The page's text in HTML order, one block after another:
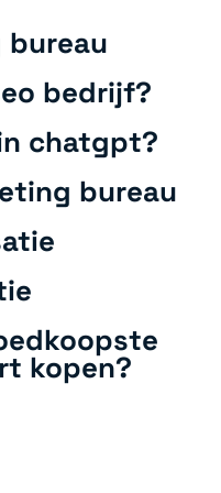
bedrijf?
chatgpt?
bureau
kopen?